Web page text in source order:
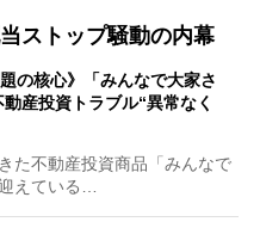
ストップ騒動の内幕
の核心》「みんなで大家さ
産投資トラブル“異常なく
た不動産投資商品「みんなで
えている…